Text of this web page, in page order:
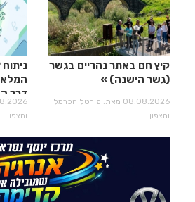
קיץ חם באתר נהריים בגשר
(גשר הישנה)
08.08.2026 מאת: פורטל הכרמל
והצפון
המלא
דרך
והצפון